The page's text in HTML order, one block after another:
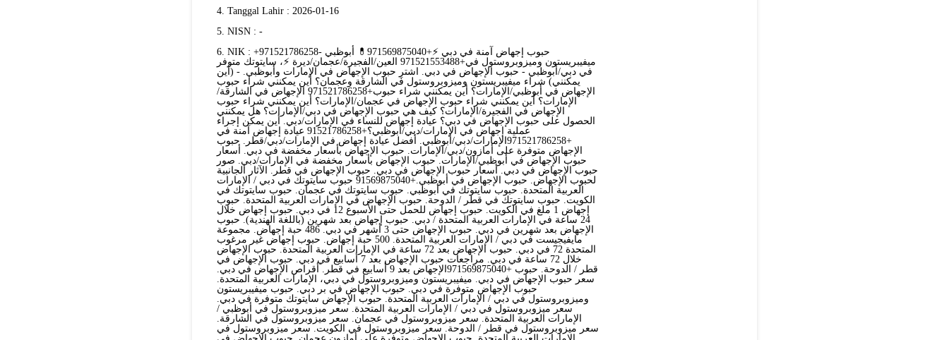
4. Tanggal Lahir : 2026-01-16
5. NISN : -
6. NIK : +971521786258حبوب إجهاض آمنة في دبي ⚡+971569875040💊 أبوظبي -
ميفيبريستون وميزوبروستول في+971521553488 العين/الفجيرة/عجمان/ديرة ⚡، سايتوتك متوفر
في دبي/أبوظبي - حبوب الإجهاض في دبي. اشترِ حبوب الإجهاض في الإمارات وأبوظبي. - (أين
يمكنني) شراء ميفيبريستون وميزوبروستول في الشارقة وعجمان؟ أين يمكنني شراء حبوب
الإجهاض في أبوظبي/الإمارات؟ أين يمكنني شراء حبوب+971521786258 الإجهاض في الشارقة/
الإمارات؟ أين يمكنني شراء حبوب الإجهاض في عجمان/الإمارات؟ أين يمكنني شراء حبوب
الإجهاض في الفجيرة/الإمارات؟ كيف هي حبوب الإجهاض في دبي/الإمارات؟ هل يمكنني
الحصول على حبوب الإجهاض في دبي؟ عيادة إجهاض للنساء في الإمارات/دبي. أين يمكن إجراء
عملية إجهاض في الإمارات/دبي/أبوظبي؟+91521786258 عيادة إجهاض آمنة في
+971521786258الإمارات/دبي/أبوظبي. أفضل عيادة إجهاض في الإمارات/دبي/قطر. حبوب
الإجهاض متوفرة على أمازون/دبي/الإمارات. حبوب الإجهاض بأسعار مخفضة في دبي. أسعار
حبوب الإجهاض في أبوظبي/الإمارات. حبوب الإجهاض بأسعار مخفضة في الإمارات/دبي. صور
حبوب الإجهاض في دبي. أسعار حبوب الإجهاض في دبي. حبوب الإجهاض في قطر. الآثار الجانبية
لحبوب الإجهاض. حبوب الإجهاض في أبوظبي.+91569875040 حبوب سايتوتك في دبي / الإمارات
العربية المتحدة. حبوب سايتوتك في أبوظبي. حبوب سايتوتك في عجمان. حبوب سايتوتك في
الكويت. حبوب سايتوتك في قطر / الدوحة. حبوب الإجهاض في الإمارات العربية المتحدة. حبوب
إجهاض 1 ملغ في الكويت. حبوب إجهاض للحمل حتى الأسبوع 12 في دبي. حبوب إجهاض خلال
24 ساعة في الإمارات العربية المتحدة / دبي. حبوب إجهاض بعد شهرين (باللغة الهندية). حبوب
الإجهاض بعد شهرين في دبي. حبوب الإجهاض حتى 3 أشهر في دبي. 486 حبة إجهاض. مجموعة
مايفيجيست في دبي / الإمارات العربية المتحدة. 500 حبة إجهاض. حبوب إجهاض غير مرغوب
المتحدة 72 في دبي. حبوب الإجهاض بعد 72 ساعة في الإمارات العربية المتحدة. حبوب الإجهاض
خلال 72 ساعة في دبي. مراجعات حبوب الإجهاض بعد 7 أسابيع في دبي. حبوب الإجهاض في
قطر / الدوحة. حبوب +971569875040الإجهاض بعد 9 أسابيع في قطر. أقراص الإجهاض في دبي.
سعر حبوب الإجهاض في دبي. ميفيبريستون وميزوبروستول في دبي، الإمارات العربية المتحدة.
حبوب الإجهاض متوفرة في دبي. حبوب الإجهاض في بر دبي. حبوب ميفيبريستون
وميزوبروستول في دبي / الإمارات العربية المتحدة. حبوب الإجهاض سايتوتك متوفرة في دبي.
سعر ميزوبروستول في دبي / الإمارات العربية المتحدة. سعر ميزوبروستول في أبوظبي /
الإمارات العربية المتحدة. سعر ميزوبروستول في عجمان. سعر ميزوبروستول في الشارقة.
سعر ميزوبروستول في قطر / الدوحة. سعر ميزوبروستول في الكويت. سعر ميزوبروستول في